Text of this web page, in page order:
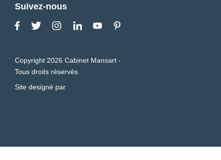
Suivez-nous
Copyright 2026 Cabinet Mansart -
Tous droits réservés
Site designé par